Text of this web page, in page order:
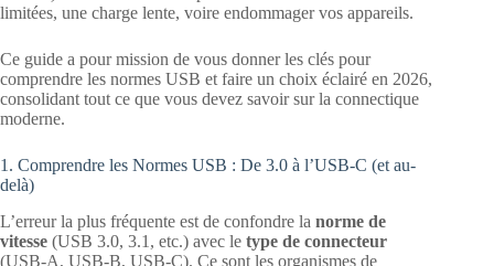
limitées, une charge lente, voire endommager vos appareils.
Ce guide a pour mission de vous donner les clés pour
comprendre les normes USB et faire un choix éclairé en 2026,
consolidant tout ce que vous devez savoir sur la connectique
moderne.
1. Comprendre les Normes USB : De 3.0 à l’USB-C (et au-
delà)
L’erreur la plus fréquente est de confondre la norme de
vitesse (USB 3.0, 3.1, etc.) avec le type de connecteur
(USB-A, USB-B, USB-C). Ce sont les organismes de